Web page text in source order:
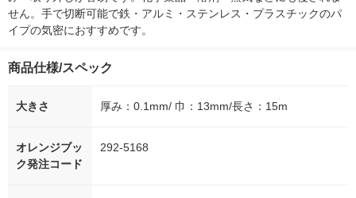
せん。手で切断可能で鉄・アルミ・ステンレス・プラスチックのパ
イプの気密におすすめです。
商品仕様/スペック
大きさ 厚み：0.1mm/ 巾：13mm/長さ：15m
オレンジブッ
ク発注コード
292-5168